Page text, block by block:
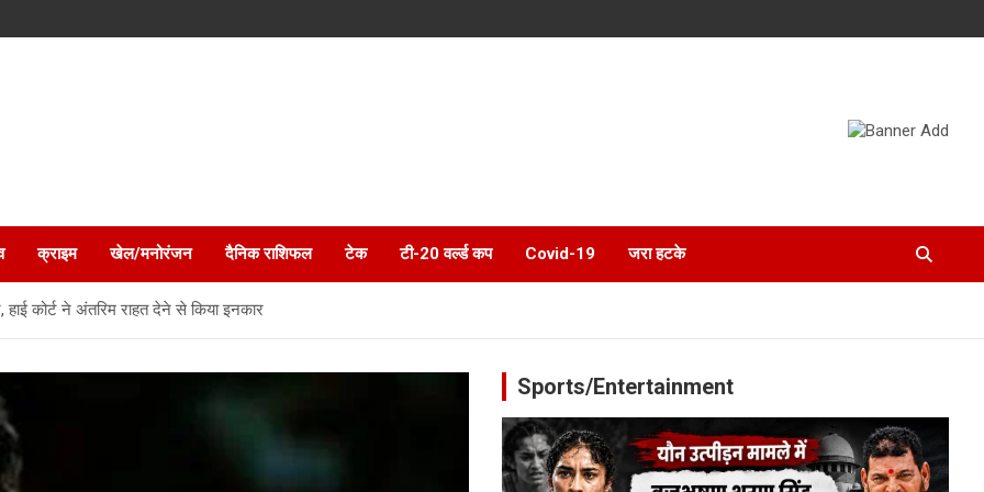
क्राइम खेल/मनोरंजन दैनिक राशिफल टेक टी-20 वर्ल्ड कप Covid-19 जरा हटके
कोर्ट ने अंतरिम राहत देने से किया इनकार
Sports/Entertainment